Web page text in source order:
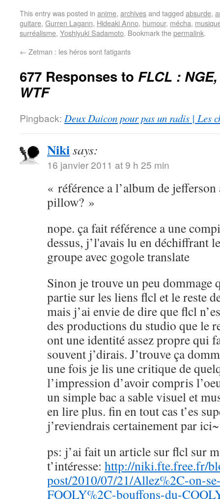
This entry was posted in anime, archivesand tagged absurde,
guitare, Gurren Lagann, Hideaki Anno, humour, mécha,
surréalisme, Yoshiyuki Sadamoto. Bookmark thepermalink.
← Zetman : les héros sont fatigants
677 Responses to FLCL :
WTF
Pingback: Deux Daicon pour pas un radis | Les
Nikisays:
16 janvier 2011 at 9 h 25 min
« référence a l’album de
pillow? »
nope. ça fait référence a une
dessus, j’l'avais lu en déchiffrant
groupe avec gogole translate
Sinon je trouve un peu dommage
partie sur les liens flcl et le reste
mais j’ai envie de dire que flcl
des productions du studio que le
ont une identité assez propre qui
souvent j’dirais. J’trouve ça
une fois je lis une critique de
l’impression d’avoir compris
un simple bac a sable visuel et
en lire plus. fin en tout cas t’es
j’reviendrais certainement par ici~
ps: j’ai fait un article sur flcl sur
t’intéresse: http://niki.fte.free.fr/
post/2010/07/21/Allez%2C-on-
FOOLY%2C-bouffons-du-